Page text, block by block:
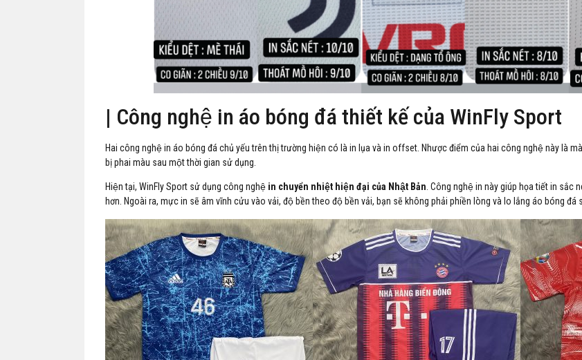
| Công nghệ in áo bóng đá thiết kế của WinFly Sport
Hai công nghệ in áo bóng đá chủ yếu trên thị trường hiện có là in lụa và in offset. Nhược điểm của hai công nghệ này là
bị phai màu sau một thời gian sử dụng.
Hiện tại, WinFly Sport sử dụng công nghệ in chuyển nhiệt hiện đại của Nhật Bản. Công nghệ in này giúp họa tiết in sắc
hơn. Ngoài ra, mực in sẽ âm vĩnh cửu vào vải, độ bền theo độ bền vải, bạn sẽ không phải phiền lòng và lo lắng áo bóng